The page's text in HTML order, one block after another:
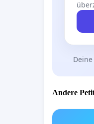
Andere